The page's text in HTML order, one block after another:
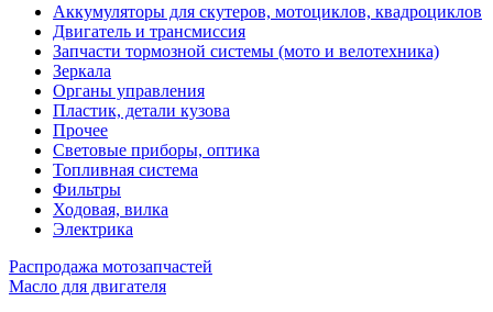
Аккумуляторы для скутеров, мотоциклов, квадроциклов
Двигатель и трансмиссия
Запчасти тормозной системы (мото и велотехника)
Зеркала
Органы управления
Пластик, детали кузова
Прочее
Световые приборы, оптика
Топливная система
Фильтры
Ходовая, вилка
Электрика
Распродажа мотозапчастей
Масло для двигателя